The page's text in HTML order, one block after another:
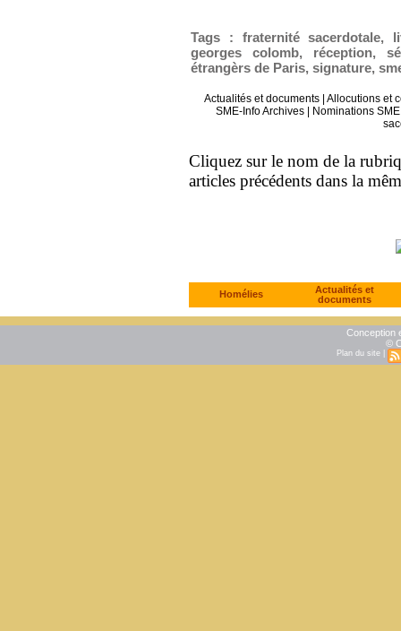
Tags : fraternité sacerdotale,
georges colomb, réception,
étrangèrs de Paris,signature,
Actualités et documents
Allocutions et
SME-Info Archives
Nominations
Cliquez sur le nom de la
articles précédents dans la
Homélies
Actualités et
documents
Conception
©
Plan du site